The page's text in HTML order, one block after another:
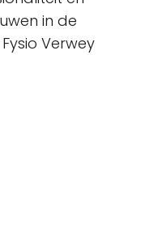
in de
Verwey